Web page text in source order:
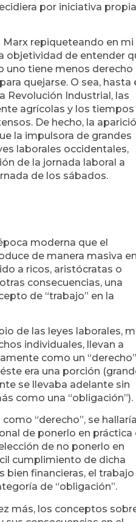
por iniciativa propia
Marx repiqueteando en mi
objetividad de entender
uno tiene menos derecho
quejarse. O sea, hasta
Revolución Industrial, las
agrícolas y los tiempos
De hecho, la
la impulsora de grandes
laborales occidentales,
de la jornada laboral a
de los sábados.
moderna que el
de manera masiva
a ricos, aristócratas o
consecuencias, una
de “trabajo” en la
de las leyes laborales,
individuales, llevan a
como un
era una porción
se llevaba adelante sin
como una “obligación”).
“derecho”, se
de ponerlo en práctica
de no ponerlo en
cumplimiento de dicha
bien financieras, el trabajo
de “obligación”.
más, los conceptos